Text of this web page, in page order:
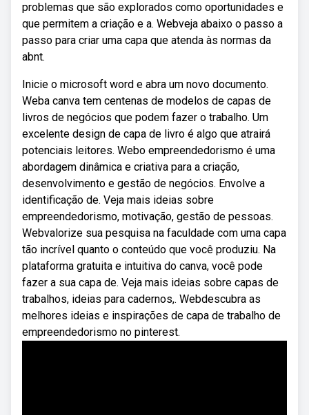
problemas que são explorados como oportunidades e
que permitem a criação e a. Webveja abaixo o passo a
passo para criar uma capa que atenda às normas da
abnt.
Inicie o microsoft word e abra um novo documento.
Weba canva tem centenas de modelos de capas de
livros de negócios que podem fazer o trabalho. Um
excelente design de capa de livro é algo que atrairá
potenciais leitores. Webo empreendedorismo é uma
abordagem dinâmica e criativa para a criação,
desenvolvimento e gestão de negócios. Envolve a
identificação de. Veja mais ideias sobre
empreendedorismo, motivação, gestão de pessoas.
Webvalorize sua pesquisa na faculdade com uma capa
tão incrível quanto o conteúdo que você produziu. Na
plataforma gratuita e intuitiva do canva, você pode
fazer a sua capa de. Veja mais ideias sobre capas de
trabalhos, ideias para cadernos,. Webdescubra as
melhores ideias e inspirações de capa de trabalho de
empreendedorismo no pinterest.